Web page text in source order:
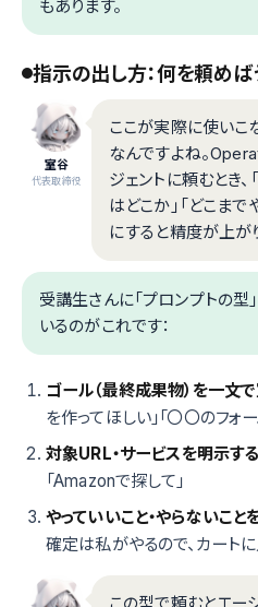
もあります。
指示の出し方：何を頼めば
室谷
代表取締役
ここが実際に使いこ
なんですよね。
ジェントに頼むとき、
はどこか」「どこま
にすると精度が上が
受講生さんに「プロンプトの型
いるのがこれです：
ゴール（最終成果物）を一文
を作ってほしい」「〇〇のフォ
対象URL・サービスを明示す
「Amazonで探して」
やっていいこと・やらないこと
確定は私がやるので、カート
この型で頼むとエー